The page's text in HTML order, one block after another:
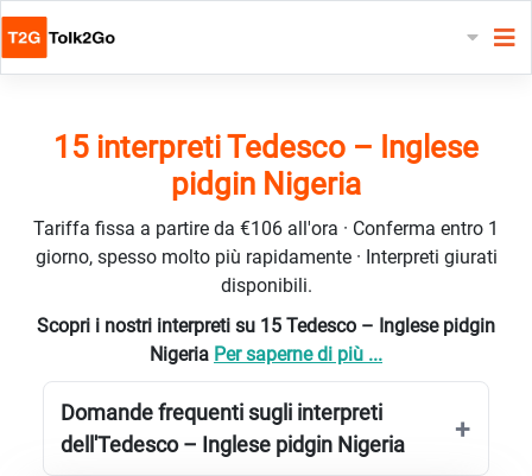
15 interpreti Tedesco – Inglese
pidgin Nigeria
Tariffa fissa a partire da €106 all'ora · Conferma entro 1
giorno, spesso molto più rapidamente · Interpreti giurati
disponibili.
Scopri i nostri interpreti su 15 Tedesco – Inglese pidgin
Nigeria Per saperne di più ...
Domande frequenti sugli interpreti
dell'Tedesco – Inglese pidgin Nigeria